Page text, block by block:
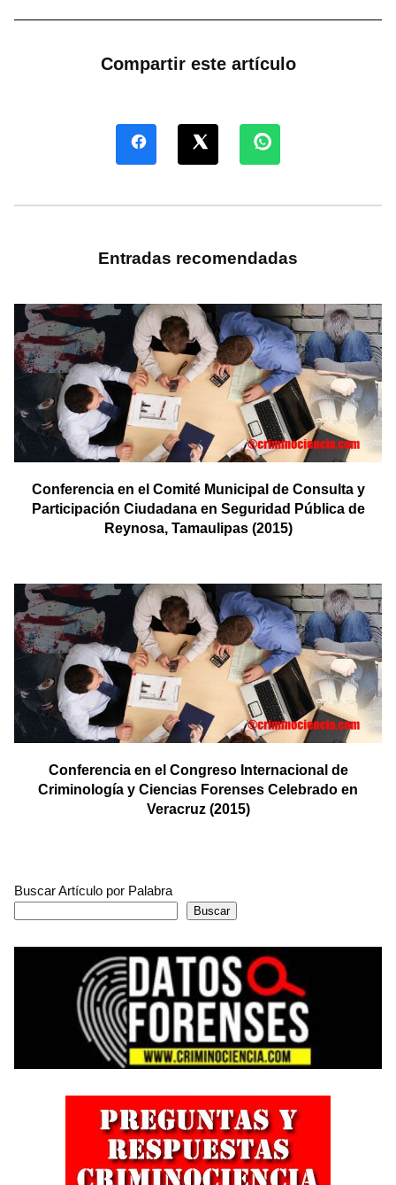
Compartir este artículo
Entradas recomendadas
Conferencia en el Comité Municipal de Consulta y
Participación Ciudadana en Seguridad Pública de
Reynosa, Tamaulipas (2015)
Conferencia en el Congreso Internacional de
Criminología y Ciencias Forenses Celebrado en
Veracruz (2015)
Buscar Artículo por Palabra
Buscar